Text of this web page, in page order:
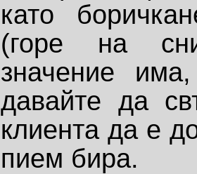
като
(горе на
значение
давайте да
клиента да е
пием бира.